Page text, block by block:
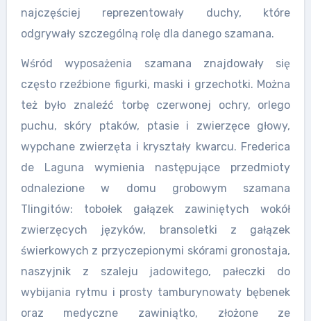
najczęściej reprezentowały duchy, które
odgrywały szczególną rolę dla danego szamana.
Wśród wyposażenia szamana znajdowały się
często rzeźbione figurki, maski i grzechotki. Można
też było znaleźć torbę czerwonej ochry, orlego
puchu, skóry ptaków, ptasie i zwierzęce głowy,
wypchane zwierzęta i kryształy kwarcu. Frederica
de Laguna wymienia następujące przedmioty
odnalezione w domu grobowym szamana
Tlingitów: tobołek gałązek zawiniętych wokół
zwierzęcych języków, bransoletki z gałązek
świerkowych z przyczepionymi skórami gronostaja,
naszyjnik z szaleju jadowitego, pałeczki do
wybijania rytmu i prosty tamburynowaty bębenek
oraz medyczne zawiniątko, złożone ze